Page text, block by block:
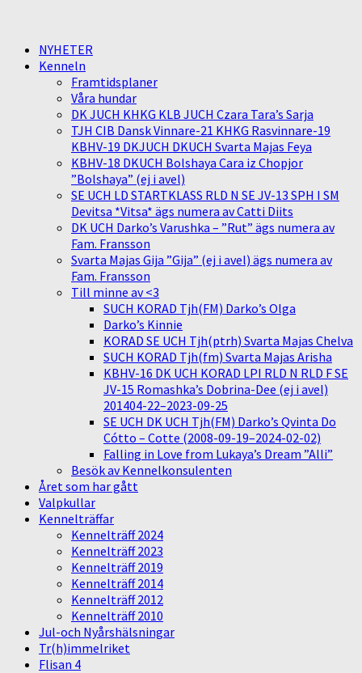
NYHETER
Kenneln
Framtidsplaner
Våra hundar
DK JUCH KHKG KLB JUCH Czara Tara’s Sarja
TJH CIB Dansk Vinnare-21 KHKG Rasvinnare-19
KBHV-19 DKJUCH DKUCH Svarta Majas Feya
KBHV-18 DKUCH Bolshaya Cara iz Chopjor
”Bolshaya” (ej i avel)
SE UCH LD STARTKLASS RLD N SE JV-13 SPH I SM
Devitsa *Vitsa* ägs numera av Catti Diits
DK UCH Darko’s Varushka – ”Rut” ägs numera av
Fam. Fransson
Svarta Majas Gija ”Gija” (ej i avel) ägs numera av
Fam. Fransson
Till minne av <3
SUCH KORAD Tjh(FM) Darko’s Olga
Darko’s Kinnie
KORAD SE UCH Tjh(ptrh) Svarta Majas Chelva
SUCH KORAD Tjh(fm) Svarta Majas Arisha
KBHV-16 DK UCH KORAD LPI RLD N RLD F SE
JV-15 Romashka’s Dobrina-Dee (ej i avel)
201404-22–2023-09-25
SE UCH DK UCH Tjh(FM) Darko’s Qvinta Do
Cótto – Cotte (2008-09-19–2024-02-02)
Falling in Love from Lukaya’s Dream ”Alli”
Besök av Kennelkonsulenten
Året som har gått
Valpkullar
Kennelträffar
Kennelträff 2024
Kennelträff 2023
Kennelträff 2019
Kennelträff 2014
Kennelträff 2012
Kennelträff 2010
Jul-och Nyårshälsningar
Tr(h)immelriket
Flisan 4